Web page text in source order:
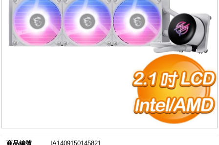
商品編號
IA1409150145821